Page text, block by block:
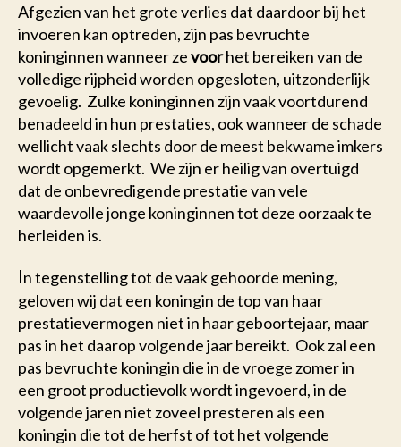
Afgezien van het grote verlies dat daardoor bij het
invoeren kan optreden, zijn pas bevruchte
koninginnen wanneer zevoorhet bereiken van de
volledige rijpheid worden opgesloten, uitzonderlijk
gevoelig. Zulke koninginnen zijn vaak voortdurend
benadeeld in hun prestaties, ook wanneer de schade
wellicht vaak slechts door de meest bekwame imkers
wordt opgemerkt. We zijn er heilig van overtuigd
dat de onbevredigende prestatie van vele
waardevolle jonge koninginnen tot deze oorzaak te
herleiden is.
In tegenstelling tot de vaak gehoorde mening,
geloven wij dat een koningin de top van haar
prestatievermogen niet in haar geboortejaar, maar
pas in het daarop volgende jaar bereikt. Ook zal een
pas bevruchte koningin die in de vroege zomer in
een groot productievolk wordt ingevoerd, in de
volgende jaren niet zoveel presteren als een
koningin die tot de herfst of tot het volgende